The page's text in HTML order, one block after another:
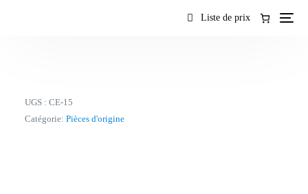
Liste de prix
UGS :CE-15
Catégorie:Pièces d'origine